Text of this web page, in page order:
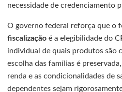
necessidade de credenciamento
O governo federal reforça que o
fiscalização é a elegibilidade do
individual de quais produtos são
escolha das famílias é
renda e as condicionalidades de
dependentes sejam